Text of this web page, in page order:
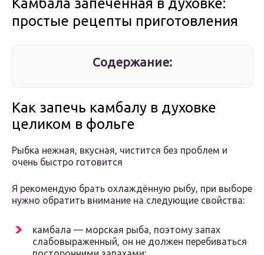
Камбала запеченная в духовке:
простые рецепты приготовления
Содержание:
Как запечь камбалу в духовке
целиком в фольге
Рыбка нежная, вкусная, чистится без проблем и
очень быстро готовится
Я рекомендую брать охлаждённую рыбу, при выборе
нужно обратить внимание на следующие свойства:
камбала — морская рыба, поэтому запах
слабовыраженный, он не должен перебиваться